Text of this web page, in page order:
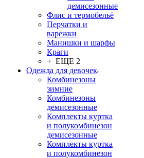
демисезонные
Флис и термобельё
Перчатки и
варежки
Манишки и шарфы
Краги
+ ЕЩЕ 2
Одежда для девочек
Комбинезоны
зимние
Комбинезоны
демисезонные
Комплекты куртка
и полукомбинезон
демисезонные
Комплекты куртка
и полукомбинезон